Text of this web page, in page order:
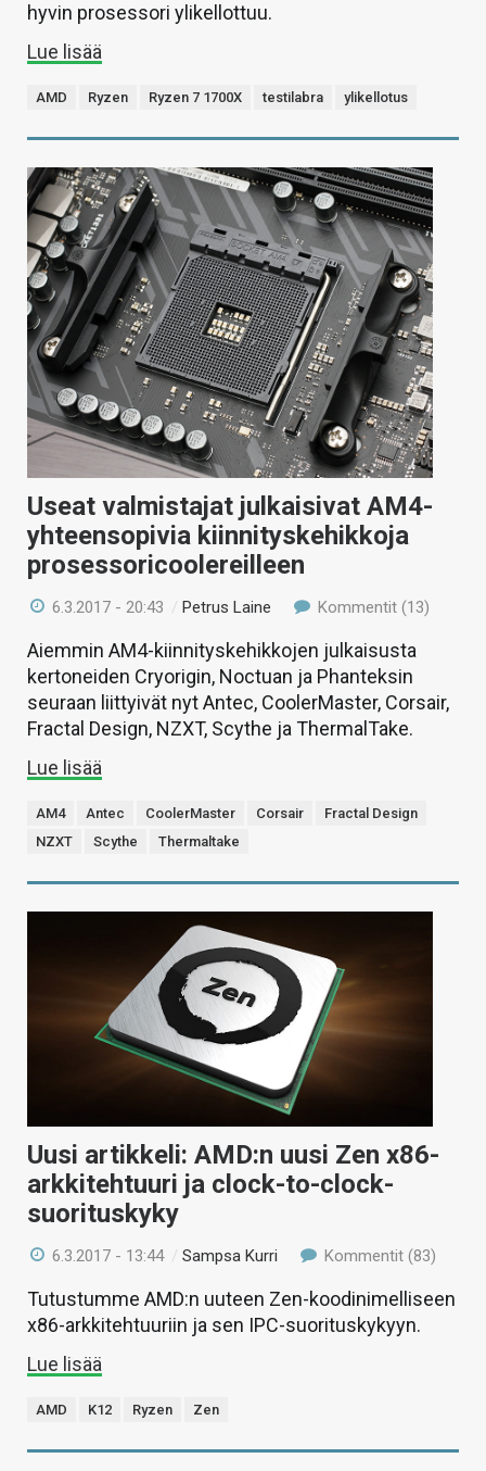
hyvin prosessori ylikellottuu.
Lue lisää
AMD Ryzen Ryzen 7 1700X testilabra ylikellotus
Useat valmistajat julkaisivat AM4-
yhteensopivia kiinnityskehikkoja
prosessoricoolereilleen
6.3.2017 - 20:43 /Petrus Laine Kommentit (13)
Aiemmin AM4-kiinnityskehikkojen julkaisusta
kertoneiden Cryorigin, Noctuan ja Phanteksin
seuraan liittyivät nyt Antec, CoolerMaster, Corsair,
Fractal Design, NZXT, Scythe ja ThermalTake.
Lue lisää
AM4 Antec CoolerMaster Corsair
Fractal Design
NZXT
Scythe Thermaltake
Uusi artikkeli: AMD:n uusi Zen x86-
arkkitehtuuri ja clock-to-clock-
suorituskyky
6.3.2017 - 13:44 /Sampsa Kurri Kommentit (83)
Tutustumme AMD:n uuteen Zen-koodinimelliseen
x86-arkkitehtuuriin ja sen IPC-suorituskykyyn.
Lue lisää
AMD K12 Ryzen Zen